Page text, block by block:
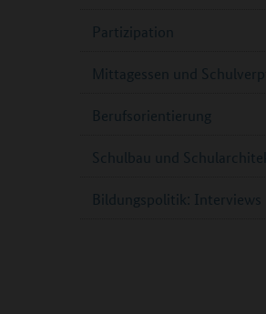
Partizipation
Mittagessen und
Berufsorientierung
Schulbau und
Bildungspolitik: Interviews